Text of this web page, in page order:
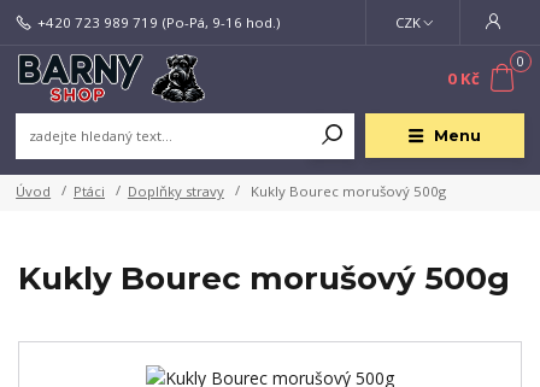
Menu
CZK
+420 723 989 719 (Po-Pá, 9-16 hod.)
0
0 Kč
Úvod Ptáci Doplňky stravy Kukly Bourec morušový 500g
Kukly Bourec morušový 500g